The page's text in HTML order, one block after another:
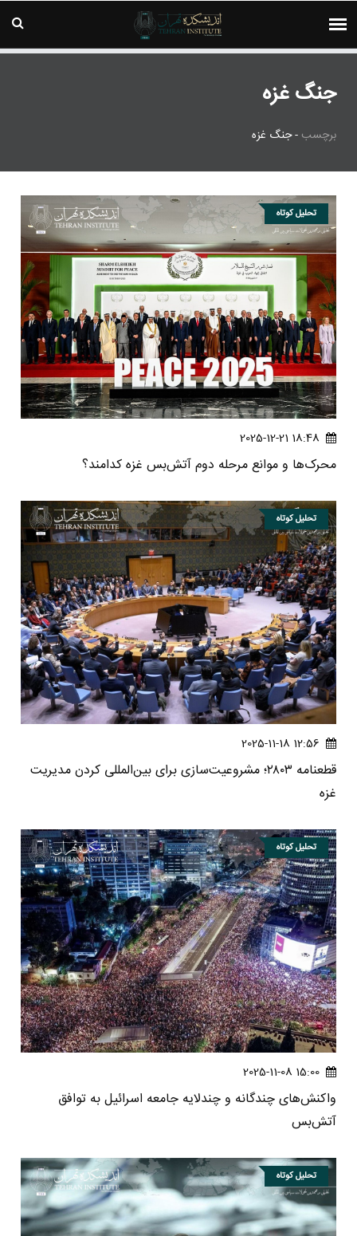
جنگ غزه
برچسب -جنگ غزه
تحلیل کوتاه
18:48 2025-12-21
محرک‌ها و موانع مرحله دوم آتش‌بس غزه کدامند؟
تحلیل کوتاه
12:56 2025-11-18
قطعنامه ۲۸۰۳؛ مشروعیت‌سازی برای بین‌المللی کردن مدیریت
غزه
تحلیل کوتاه
15:00 2025-11-08
واکنش‌های چندگانه و چندلایه جامعه اسرائیل به توافق
آتش‌بس
تحلیل کوتاه